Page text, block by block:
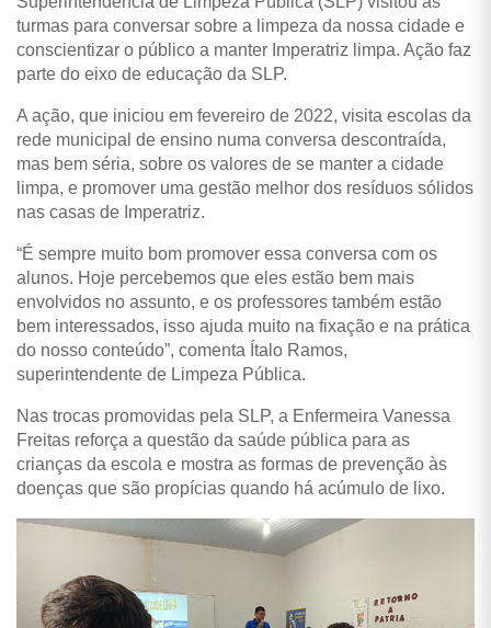
turmas para conversar sobre a limpeza da nossa cidade e
conscientizar o público a manter Imperatriz limpa. Ação faz
parte do eixo de educação da SLP.
A ação, que iniciou em fevereiro de 2022, visita escolas da
rede municipal de ensino numa conversa descontraída,
mas bem séria, sobre os valores de se manter a cidade
limpa, e promover uma gestão melhor dos resíduos sólidos
nas casas de Imperatriz.
“É sempre muito bom promover essa conversa com os
alunos. Hoje percebemos que eles estão bem mais
envolvidos no assunto, e os professores também estão
bem interessados, isso ajuda muito na fixação e na prática
do nosso conteúdo”, comenta Ítalo Ramos,
superintendente de Limpeza Pública.
Nas trocas promovidas pela SLP, a Enfermeira Vanessa
Freitas reforça a questão da saúde pública para as
crianças da escola e mostra as formas de prevenção às
doenças que são propícias quando há acúmulo de lixo.